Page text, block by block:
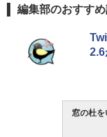
編集部のおすす
窓の杜